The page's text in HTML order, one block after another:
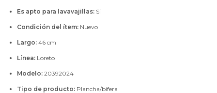
Es apto para lavavajillas: Sí
Condición del ítem: Nuevo
Largo: 46 cm
Línea: Loreto
Modelo: 20392024
Tipo de producto: Plancha/bifera